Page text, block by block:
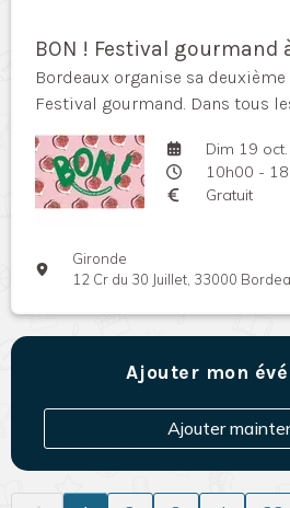
BON ! Festival gourmand
Bordeaux organise sa
Festival gourmand. Dans tous
Dim 19
10h00 -
Gratuit
Gironde
12 Cr du 30 Juillet, 33000
Ajouter mon
Ajouter